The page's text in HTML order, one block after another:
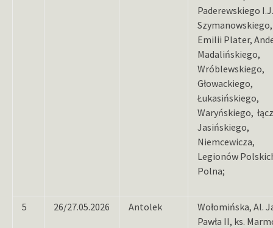
Paderewskiego
Szymanowskiego,
Emilii Plater,
Madalińskiego,
Wróblewskiego,
Głowackiego,
Łukasińskiego,
Waryńskiego,
Jasińskiego,
Niemcewicza,
Legionów
Polna;
5 26/27.05.2026 Antolek
Wołomińska, Al.
Pawła II, ks.